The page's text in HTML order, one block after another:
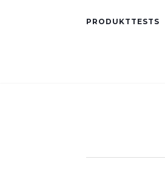
PRODUKTTESTS